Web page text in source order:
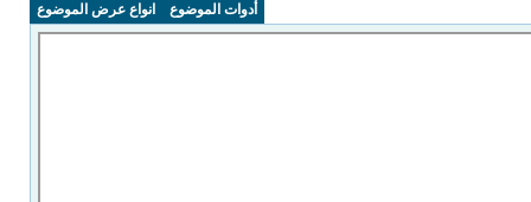
أدوات الموضوع انواع عرض الموضوع